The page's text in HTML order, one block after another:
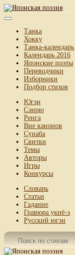
Танка
Хокку
Танка-календарь
Календарь 2016
Японские поэты
Переводчики
Изборники
Подбор стихов
Югэн
Сэнрю
Ренга
Вне канонов
Сунаба
Свитки
Темы
Авторы
Игры
Конкурсы
Словарь
Статьи
Гадание
Гравюра укиё-э
Русский югэн